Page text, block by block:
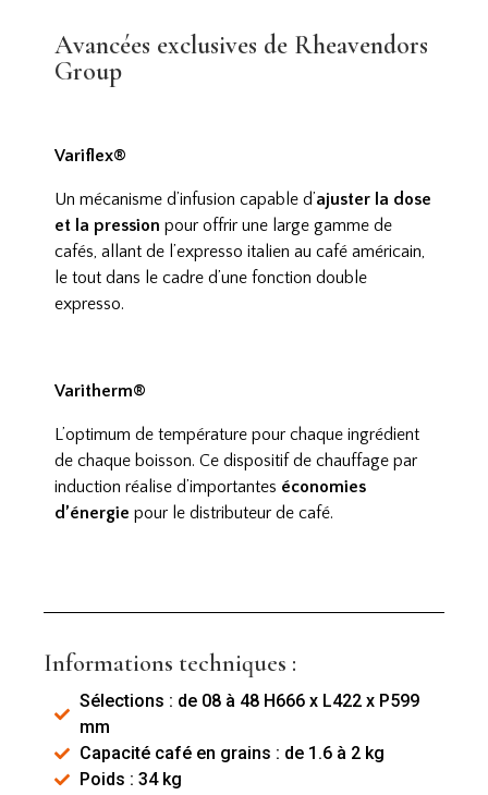
Avancées exclusives de Rheavendors
Group
Variflex®
Un mécanisme d’infusion capable d’ajuster la dose
et la pression pour offrir une large gamme de
cafés, allant de l’expresso italien au café américain,
le tout dans le cadre d’une fonction double
expresso.
Varitherm®
L’optimum de température pour chaque ingrédient
de chaque boisson. Ce dispositif de chauffage par
induction réalise d’importantes économies
d’énergie pour le distributeur de café.
Informations techniques :
Sélections : de 08 à 48 H666 x L422 x P599
mm
Capacité café en grains : de 1.6 à 2 kg
Poids : 34 kg